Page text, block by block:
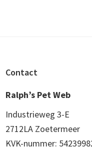
Contact
Ralph’s Pet Web
Industrieweg 3-E
2712LA Zoetermeer
KVK-nummer: